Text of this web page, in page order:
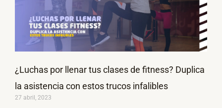
¿Luchas por llenar tus clases de fitness? Duplica
la asistencia con estos trucos infalibles
27 abril, 2023